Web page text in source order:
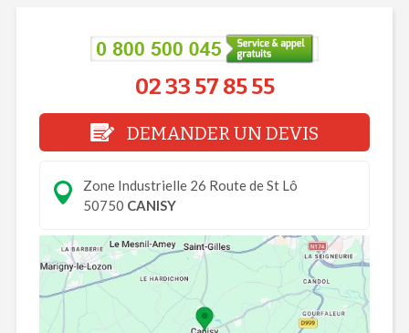
02 33 57 85 55
DEMANDER UN DEVIS
Zone Industrielle 26 Route de St Lô
50750 CANISY